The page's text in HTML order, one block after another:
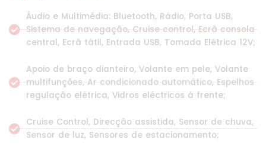
Áudio e Multimédia: Bluetooth, Rádio, Porta USB,
Sistema de navegação, Cruise control, Ecrã consola
central, Ecrã tátil, Entrada USB, Tomada Elétrica 12V;
Apoio de braço dianteiro, Volante em pele, Volante
multifunções, Ar condicionado automático, Espelhos
regulação elétrica, Vidros eléctricos à frente;
Cruise Control, Direcção assistida, Sensor de chuva,
Sensor de luz, Sensores de estacionamento;